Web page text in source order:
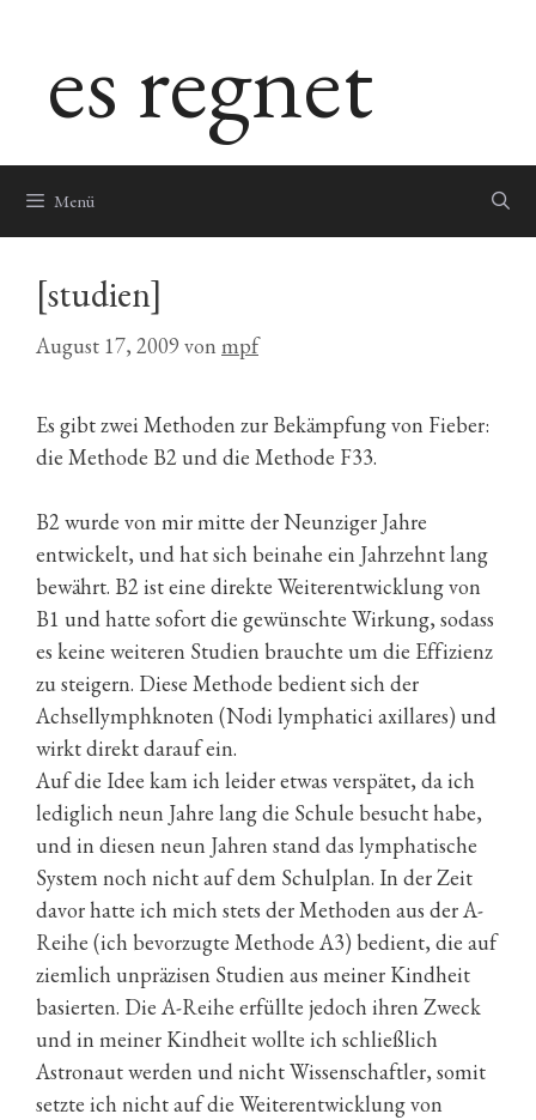
springenes regnet
Menü
[studien]
August 17, 2009 von mpf
Es gibt zwei Methoden zur Bekämpfung von Fieber:
die Methode B2 und die Methode F33.
B2 wurde von mir mitte der Neunziger Jahre
entwickelt, und hat sich beinahe ein Jahrzehnt lang
bewährt. B2 ist eine direkte Weiterentwicklung von
B1 und hatte sofort die gewünschte Wirkung, sodass
es keine weiteren Studien brauchte um die Effizienz
zu steigern. Diese Methode bedient sich der
Achsellymphknoten (Nodi lymphatici axillares) und
wirkt direkt darauf ein.
Auf die Idee kam ich leider etwas verspätet, da ich
lediglich neun Jahre lang die Schule besucht habe,
und in diesen neun Jahren stand das lymphatische
System noch nicht auf dem Schulplan. In der Zeit
davor hatte ich mich stets der Methoden aus der A-
Reihe (ich bevorzugte Methode A3) bedient, die auf
ziemlich unpräzisen Studien aus meiner Kindheit
basierten. Die A-Reihe erfüllte jedoch ihren Zweck
und in meiner Kindheit wollte ich schließlich
Astronaut werden und nicht Wissenschaftler, somit
setzte ich nicht auf die Weiterentwicklung von